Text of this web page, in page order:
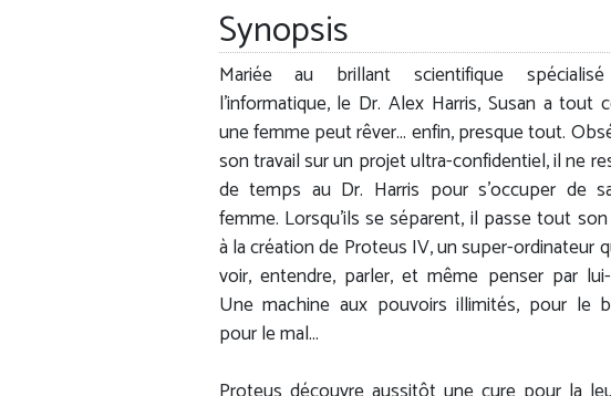
Synopsis
Mariée au brillant scientifique
l'informatique, le Dr. Alex Harris, Susan a tout
une femme peut rêver... enfin, presque tout.
son travail sur un projet ultra-confidentiel, il ne
de temps au Dr. Harris pour s'occuper de
femme. Lorsqu'ils se séparent, il passe tout
à la création de Proteus IV, un super-ordinateur
voir, entendre, parler, et même penser par
Une machine aux pouvoirs illimités, pour le
pour le mal...